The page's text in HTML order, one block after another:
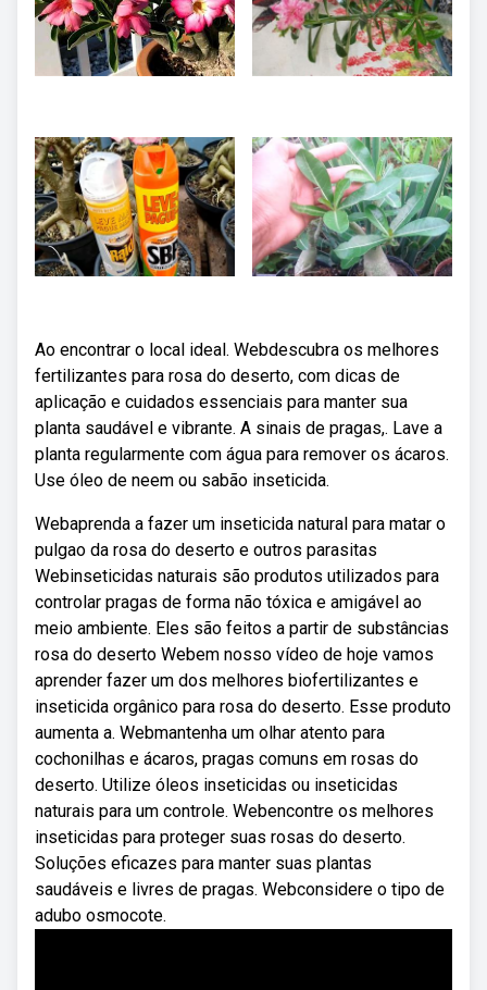
Ao encontrar o local ideal. Webdescubra os melhores
fertilizantes para rosa do deserto, com dicas de
aplicação e cuidados essenciais para manter sua
planta saudável e vibrante. A sinais de pragas,. Lave a
planta regularmente com água para remover os ácaros.
Use óleo de neem ou sabão inseticida.
Webaprenda a fazer um inseticida natural para matar o
pulgao da rosa do deserto e outros parasitas
Webinseticidas naturais são produtos utilizados para
controlar pragas de forma não tóxica e amigável ao
meio ambiente. Eles são feitos a partir de substâncias
rosa do deserto Webem nosso vídeo de hoje vamos
aprender fazer um dos melhores biofertilizantes e
inseticida orgânico para rosa do deserto. Esse produto
aumenta a. Webmantenha um olhar atento para
cochonilhas e ácaros, pragas comuns em rosas do
deserto. Utilize óleos inseticidas ou inseticidas
naturais para um controle. Webencontre os melhores
inseticidas para proteger suas rosas do deserto.
Soluções eficazes para manter suas plantas
saudáveis e livres de pragas. Webconsidere o tipo de
adubo osmocote.